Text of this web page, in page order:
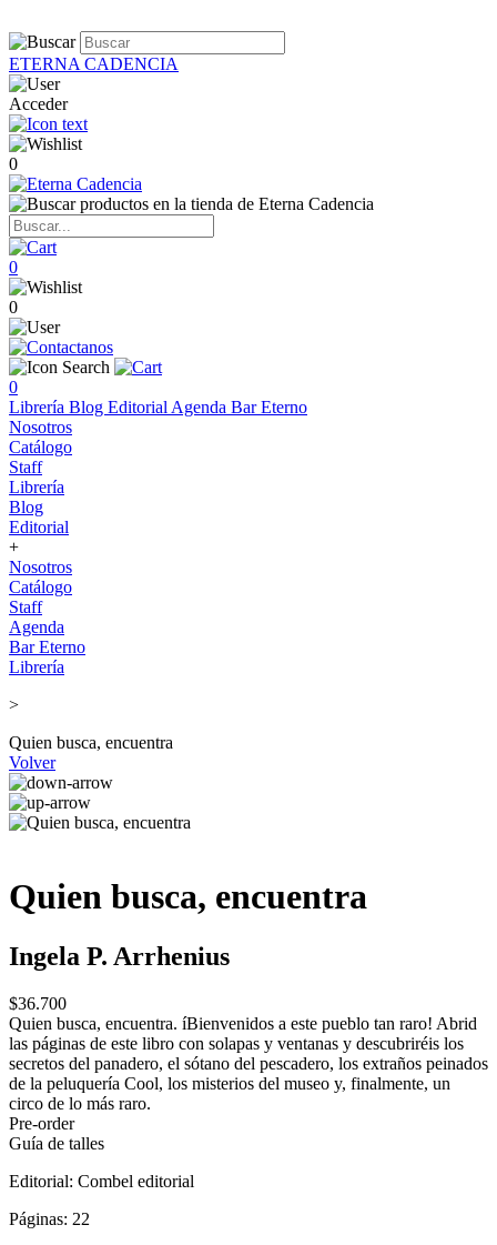
ETERNA CADENCIA
Acceder
0
0
0
0
Librería Blog Editorial Agenda Bar Eterno
Nosotros
Catálogo
Staff
Librería
Blog
Editorial
+
Nosotros
Catálogo
Staff
Agenda
Bar Eterno
Librería
>
Quien busca, encuentra
Volver
Quien busca, encuentra
Ingela P. Arrhenius
$36.700
Quien busca, encuentra. íBienvenidos a este pueblo tan raro! Abrid
las páginas de este libro con solapas y ventanas y descubriréis los
secretos del panadero, el sótano del pescadero, los extraños peinados
de la peluquería Cool, los misterios del museo y, finalmente, un
circo de lo más raro.
Pre-order
Guía de talles
Editorial: Combel editorial
Páginas: 22